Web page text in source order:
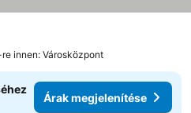
re innen: Városközpont
Árak megjelenítése